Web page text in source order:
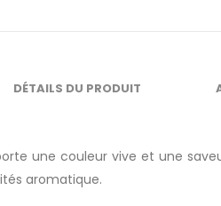
DÉTAILS DU PRODUIT
une couleur vive et une
aromatique.